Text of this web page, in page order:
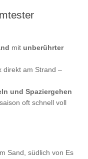
mit unberührter
direkt am Strand –
und Spaziergehen
oft schnell voll
Sand, südlich von Es